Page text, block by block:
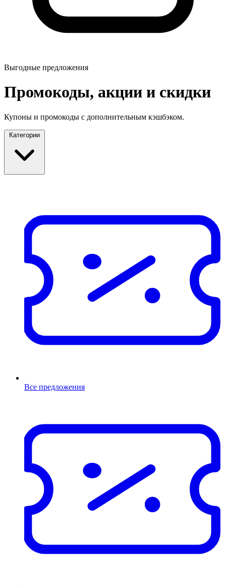
Выгодные предложения
Промокоды, акции и скидки
Купоны и промокоды с дополнительным кэшбэком.
Категории
Все предложения